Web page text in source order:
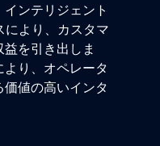
ンテリジェント
により、カスタマ
を引き出しま
り、オペレータ
値の高いインタ